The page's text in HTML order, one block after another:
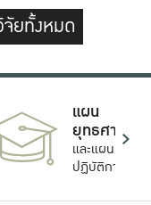
จัยทั้งหมด
แผน
ยุทธศาสตร์
และแผน
ปฏิบัติการ